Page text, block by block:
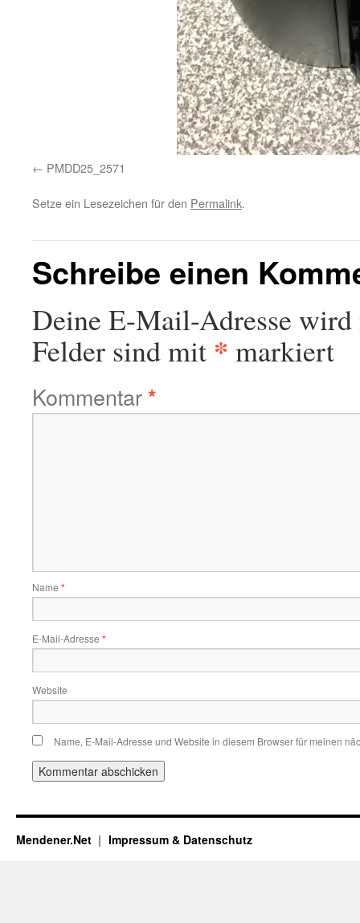
PMDD25_2571
Setze ein Lesezeichen für den Permalink.
Schreibe einen
Deine E-Mail-Adresse
Felder sind mit * markiert
Kommentar*
Name *
E-Mail-Adresse *
Website
Name, E-Mail-Adresse und Website in diesem Browser für meinen
Mendener.Net Impressum & Datenschutz